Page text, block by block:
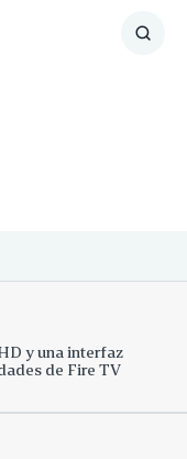
y una interfaz
de Fire TV